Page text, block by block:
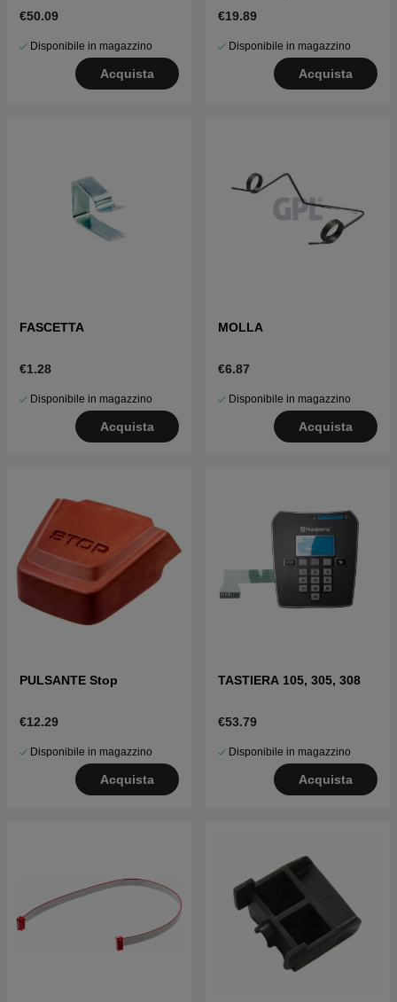
€50.09
Disponibile in magazzino
Acquista
€19.89
Disponibile in magazzino
Acquista
FASCETTA
€1.28
Disponibile in magazzino
Acquista
MOLLA
€6.87
Disponibile in magazzino
Acquista
PULSANTE Stop
€12.29
Disponibile in magazzino
Acquista
TASTIERA 105, 305, 308
€53.79
Disponibile in magazzino
Acquista